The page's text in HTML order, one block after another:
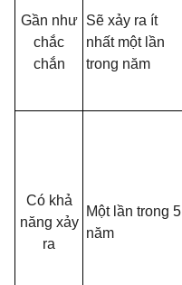
Gần như
chắc
chắn
Sẽ xảy ra ít
nhất một lần
trong năm
Có khả
năng xảy
ra
Một lần trong 5
năm